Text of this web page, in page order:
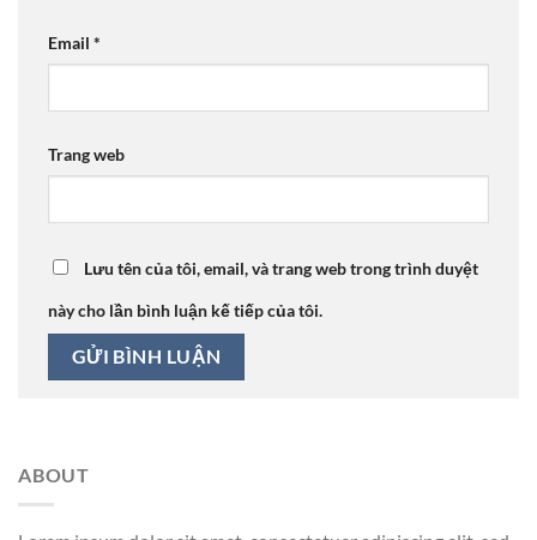
Email *
Trang web
Lưu tên của tôi, email, và trang web trong trình duyệt
này cho lần bình luận kế tiếp của tôi.
ABOUT